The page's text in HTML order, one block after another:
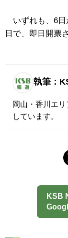
いずれも、6日
日で、即日開票
執筆：
岡山・香川エ
しています。
KSB